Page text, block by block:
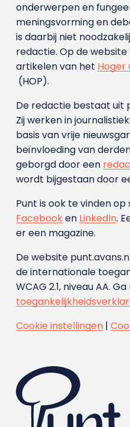
onderwerpen en
meningsvorming en
is daarbij niet
redactie. Op de
artikelen van het Hoger
(HOP).
De redactie bestaat uit
Zij werken in
basis van vrije
beïnvloeding van
geborgd door een
wordt bijgestaan door
Punt is ook te vinden op
Facebooken LinkedIn.
er een magazine.
De website
de internationale
WCAG 2.1, niveau AA.
Cookie instellingen|